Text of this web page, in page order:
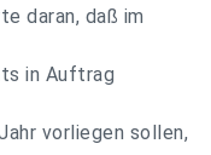
daran, daß im
in Auftrag
vorliegen sollen,